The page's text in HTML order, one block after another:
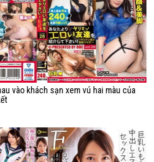
vào khách sạn xem vú hai màu của